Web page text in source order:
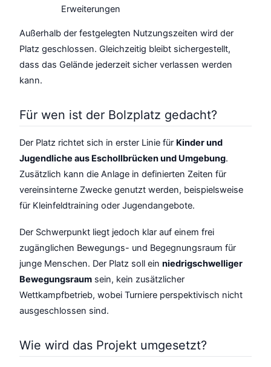
Erweiterungen
Außerhalb der festgelegten Nutzungszeiten wird der
Platz geschlossen. Gleichzeitig bleibt sichergestellt,
dass das Gelände jederzeit sicher verlassen werden
kann.
Für wen ist der Bolzplatz gedacht?
Der Platz richtet sich in erster Linie für Kinder und
Jugendliche aus Eschollbrücken und Umgebung.
Zusätzlich kann die Anlage in definierten Zeiten für
vereinsinterne Zwecke genutzt werden, beispielsweise
für Kleinfeldtraining oder Jugendangebote.
Der Schwerpunkt liegt jedoch klar auf einem frei
zugänglichen Bewegungs- und Begegnungsraum für
junge Menschen. Der Platz soll ein niedrigschwelliger
Bewegungsraum sein, kein zusätzlicher
Wettkampfbetrieb, wobei Turniere perspektivisch nicht
ausgeschlossen sind.
Wie wird das Projekt umgesetzt?